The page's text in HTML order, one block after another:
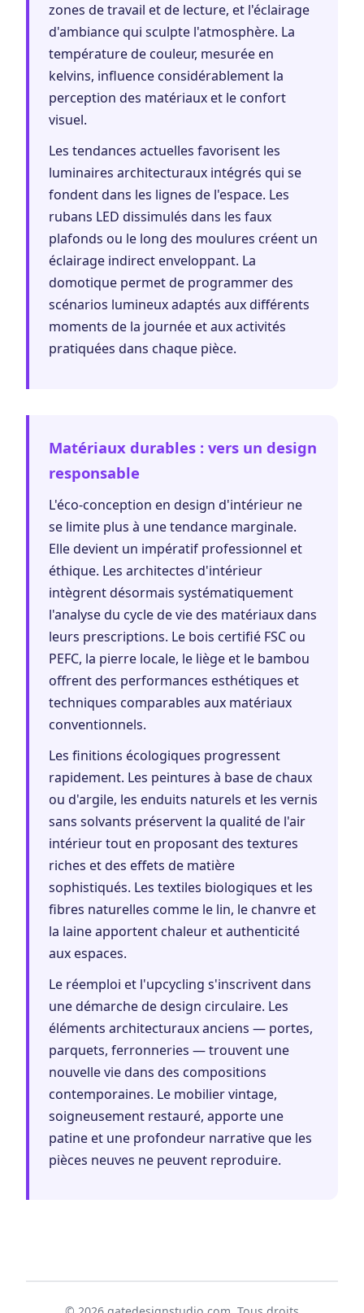
zones de travail et de lecture, et l'éclairage
d'ambiance qui sculpte l'atmosphère. La
température de couleur, mesurée en
kelvins, influence considérablement la
perception des matériaux et le confort
visuel.
Les tendances actuelles favorisent les
luminaires architecturaux intégrés qui se
fondent dans les lignes de l'espace. Les
rubans LED dissimulés dans les faux
plafonds ou le long des moulures créent un
éclairage indirect enveloppant. La
domotique permet de programmer des
scénarios lumineux adaptés aux différents
moments de la journée et aux activités
pratiquées dans chaque pièce.
Matériaux durables : vers un design
responsable
L'éco-conception en design d'intérieur ne
se limite plus à une tendance marginale.
Elle devient un impératif professionnel et
éthique. Les architectes d'intérieur
intègrent désormais systématiquement
l'analyse du cycle de vie des matériaux dans
leurs prescriptions. Le bois certifié FSC ou
PEFC, la pierre locale, le liège et le bambou
offrent des performances esthétiques et
techniques comparables aux matériaux
conventionnels.
Les finitions écologiques progressent
rapidement. Les peintures à base de chaux
ou d'argile, les enduits naturels et les vernis
sans solvants préservent la qualité de l'air
intérieur tout en proposant des textures
riches et des effets de matière
sophistiqués. Les textiles biologiques et les
fibres naturelles comme le lin, le chanvre et
la laine apportent chaleur et authenticité
aux espaces.
Le réemploi et l'upcycling s'inscrivent dans
une démarche de design circulaire. Les
éléments architecturaux anciens — portes,
parquets, ferronneries — trouvent une
nouvelle vie dans des compositions
contemporaines. Le mobilier vintage,
soigneusement restauré, apporte une
patine et une profondeur narrative que les
pièces neuves ne peuvent reproduire.